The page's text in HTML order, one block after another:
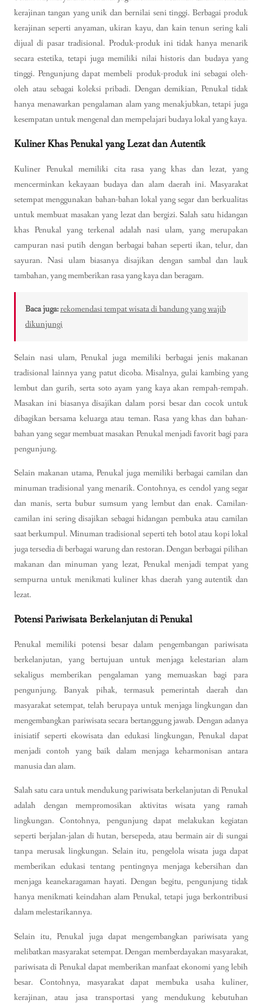
kerajinan tangan yang unik dan bernilai seni tinggi. Berbagai produk
kerajinan seperti anyaman, ukiran kayu, dan kain tenun sering kali
dijual di pasar tradisional. Produk-produk ini tidak hanya menarik
secara estetika, tetapi juga memiliki nilai historis dan budaya yang
tinggi. Pengunjung dapat membeli produk-produk ini sebagai oleh-
oleh atau sebagai koleksi pribadi. Dengan demikian, Penukal tidak
hanya menawarkan pengalaman alam yang menakjubkan, tetapi juga
kesempatan untuk mengenal dan mempelajari budaya lokal yang kaya.
Kuliner Khas Penukal yang Lezat dan Autentik
Kuliner Penukal memiliki cita rasa yang khas dan lezat, yang
mencerminkan kekayaan budaya dan alam daerah ini. Masyarakat
setempat menggunakan bahan-bahan lokal yang segar dan berkualitas
untuk membuat masakan yang lezat dan bergizi. Salah satu hidangan
khas Penukal yang terkenal adalah nasi ulam, yang merupakan
campuran nasi putih dengan berbagai bahan seperti ikan, telur, dan
sayuran. Nasi ulam biasanya disajikan dengan sambal dan lauk
tambahan, yang memberikan rasa yang kaya dan beragam.
Baca juga:rekomendasi tempat wisata di bandung yang wajib
dikunjungi
Selain nasi ulam, Penukal juga memiliki berbagai jenis makanan
tradisional lainnya yang patut dicoba. Misalnya, gulai kambing yang
lembut dan gurih, serta soto ayam yang kaya akan rempah-rempah.
Masakan ini biasanya disajikan dalam porsi besar dan cocok untuk
dibagikan bersama keluarga atau teman. Rasa yang khas dan bahan-
bahan yang segar membuat masakan Penukal menjadi favorit bagi para
pengunjung.
Selain makanan utama, Penukal juga memiliki berbagai camilan dan
minuman tradisional yang menarik. Contohnya, es cendol yang segar
dan manis, serta bubur sumsum yang lembut dan enak. Camilan-
camilan ini sering disajikan sebagai hidangan pembuka atau camilan
saat berkumpul. Minuman tradisional seperti teh botol atau kopi lokal
juga tersedia di berbagai warung dan restoran. Dengan berbagai pilihan
makanan dan minuman yang lezat, Penukal menjadi tempat yang
sempurna untuk menikmati kuliner khas daerah yang autentik dan
lezat.
Potensi Pariwisata Berkelanjutan di Penukal
Penukal memiliki potensi besar dalam pengembangan pariwisata
berkelanjutan, yang bertujuan untuk menjaga kelestarian alam
sekaligus memberikan pengalaman yang memuaskan bagi para
pengunjung. Banyak pihak, termasuk pemerintah daerah dan
masyarakat setempat, telah berupaya untuk menjaga lingkungan dan
mengembangkan pariwisata secara bertanggung jawab. Dengan adanya
inisiatif seperti ekowisata dan edukasi lingkungan, Penukal dapat
menjadi contoh yang baik dalam menjaga keharmonisan antara
manusia dan alam.
Salah satu cara untuk mendukung pariwisata berkelanjutan di Penukal
adalah dengan mempromosikan aktivitas wisata yang ramah
lingkungan. Contohnya, pengunjung dapat melakukan kegiatan
seperti berjalan-jalan di hutan, bersepeda, atau bermain air di sungai
tanpa merusak lingkungan. Selain itu, pengelola wisata juga dapat
memberikan edukasi tentang pentingnya menjaga kebersihan dan
menjaga keanekaragaman hayati. Dengan begitu, pengunjung tidak
hanya menikmati keindahan alam Penukal, tetapi juga berkontribusi
dalam melestarikannya.
Selain itu, Penukal juga dapat mengembangkan pariwisata yang
melibatkan masyarakat setempat. Dengan memberdayakan masyarakat,
pariwisata di Penukal dapat memberikan manfaat ekonomi yang lebih
besar. Contohnya, masyarakat dapat membuka usaha kuliner,
kerajinan, atau jasa transportasi yang mendukung kebutuhan